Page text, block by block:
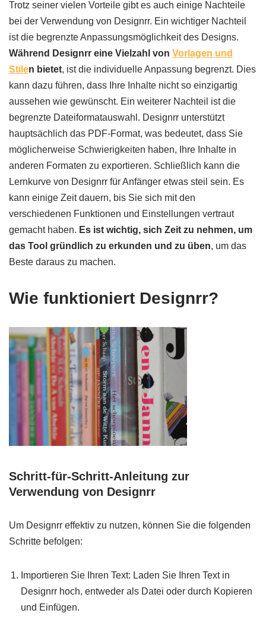
Trotz seiner vielen Vorteile gibt es auch einige Nachteile
bei der Verwendung von Designrr. Ein wichtiger Nachteil
ist die begrenzte Anpassungsmöglichkeit des Designs.
Während Designrr eine Vielzahl von Vorlagen und
Stilen bietet, ist die individuelle Anpassung begrenzt. Dies
kann dazu führen, dass Ihre Inhalte nicht so einzigartig
aussehen wie gewünscht. Ein weiterer Nachteil ist die
begrenzte Dateiformatauswahl. Designrr unterstützt
hauptsächlich das PDF-Format, was bedeutet, dass Sie
möglicherweise Schwierigkeiten haben, Ihre Inhalte in
anderen Formaten zu exportieren. Schließlich kann die
Lernkurve von Designrr für Anfänger etwas steil sein. Es
kann einige Zeit dauern, bis Sie sich mit den
verschiedenen Funktionen und Einstellungen vertraut
gemacht haben. Es ist wichtig, sich Zeit zu nehmen, um
das Tool gründlich zu erkunden und zu üben, um das
Beste daraus zu machen.
Wie funktioniert Designrr?
Schritt-für-Schritt-Anleitung zur
Verwendung von Designrr
Um Designrr effektiv zu nutzen, können Sie die folgenden
Schritte befolgen:
Importieren Sie Ihren Text: Laden Sie Ihren Text in
Designrr hoch, entweder als Datei oder durch Kopieren
und Einfügen.